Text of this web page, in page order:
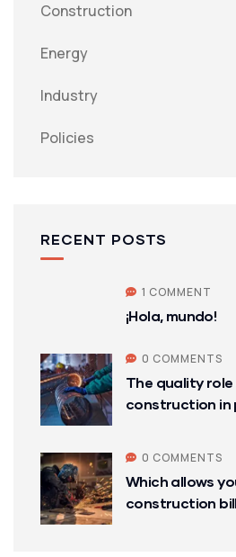
Construction
Energy
Industry
Policies
RECENT POSTS
1 COMMENT
¡Hola, mundo!
0 COMMENTS
The quality
construction in
0 COMMENTS
Which allows
construction